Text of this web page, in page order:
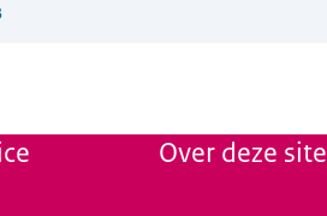
Over deze site